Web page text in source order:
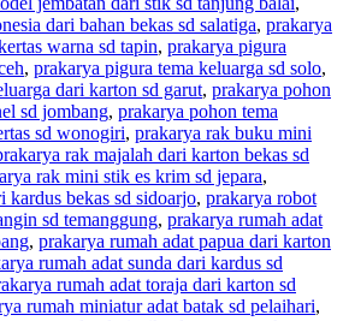
dari bahan bekas sd salatiga, prakarya
warna sd tapin, prakarya pigura
, prakarya pigura tema keluarga sd solo,
dari karton sd garut, prakarya pohon
sd jombang, prakarya pohon tema
sd wonogiri, prakarya rak buku mini
rak majalah dari karton bekas sd
rak mini stik es krim sd jepara,
kardus bekas sd sidoarjo, prakarya robot
sd temanggung, prakarya rumah adat
, prakarya rumah adat papua dari karton
rumah adat sunda dari kardus sd
rumah adat toraja dari karton sd
rumah miniatur adat batak sd pelaihari,